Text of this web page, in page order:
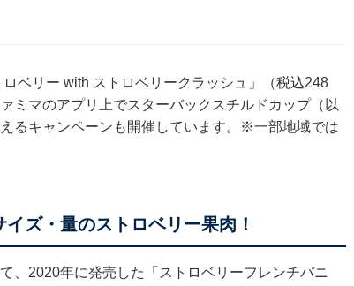
ベリー with ストロベリークラッシュ」（税込248
ミマのアプリ上でスターバックスチルドカップ（以
るキャンペーンも開催しています。※一部地域では
ズ・量のストロベリー果肉！
、2020年に発売した「ストロベリーフレンチバニ